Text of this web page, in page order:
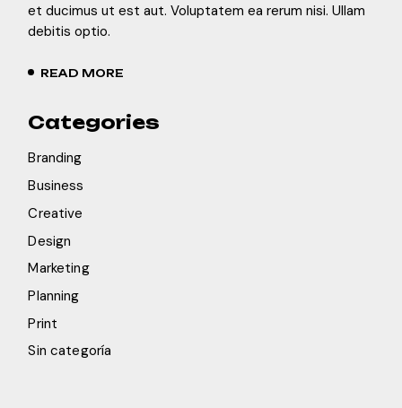
et ducimus ut est aut. Voluptatem ea rerum nisi. Ullam
debitis optio.
READ MORE
Categories
Branding
Business
Creative
Design
Marketing
Planning
Print
Sin categoría